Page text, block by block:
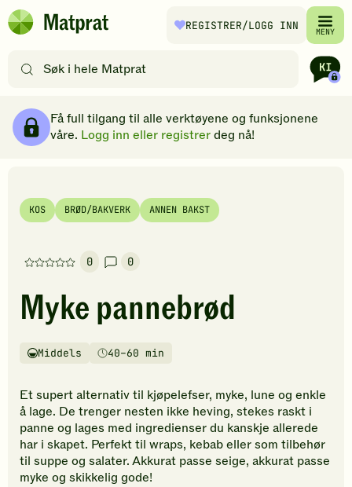
Hopp til hovedinnhold
Matprat
REGISTRER/LOGG INN MENY
etter
filtre
Få full tilgang til alle verktøyene og funksjonene
våre. Logg inn eller registrerdeg nå!
KOS BRØD/BAKVERK ANNEN BAKST
0
Denne
har
foreløpig
vurderinger.
den
første
til
å
vurdere
denne
0
Myke pannebrød
Vanskelighetsgrad
Middels
Tilberedningstid40–60 min
Et supert alternativ til kjøpelefser, myke, lune og enkle
å lage. De trenger nesten ikke heving, stekes raskt i
panne og lages med ingredienser du kanskje allerede
har i skapet. Perfekt til wraps, kebab eller som tilbehør
til suppe og salater. Akkurat passe seige, akkurat passe
myke og skikkelig gode!